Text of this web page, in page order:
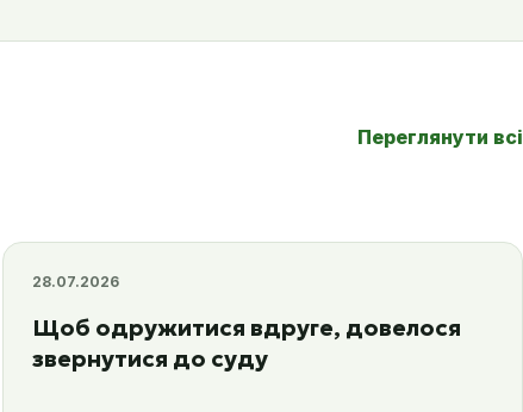
Переглянути всі
28.07.2026
Щоб одружитися вдруге, довелося
звернутися до суду